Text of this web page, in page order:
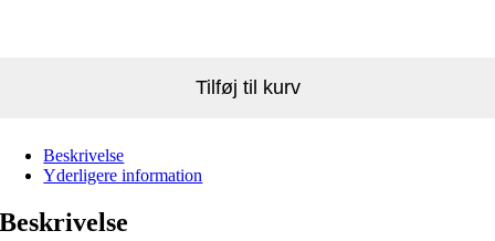
Tilføj til kurv
Beskrivelse
Yderligere information
Beskrivelse